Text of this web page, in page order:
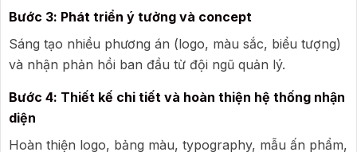
Bước 3: Phát triển ý tưởng và concept
Sáng tạo nhiều phương án (logo, màu sắc, biểu tượng)
và nhận phản hồi ban đầu từ đội ngũ quản lý.
Bước 4: Thiết kế chi tiết và hoàn thiện hệ thống nhận
diện
Hoàn thiện logo, bảng màu, typography, mẫu ấn phẩm,